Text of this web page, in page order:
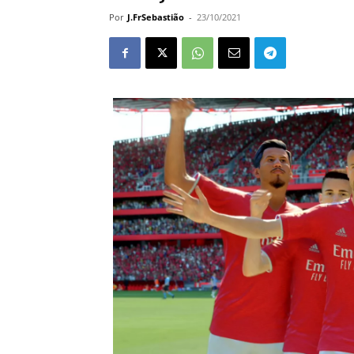
Por J.FrSebastião - 23/10/2021